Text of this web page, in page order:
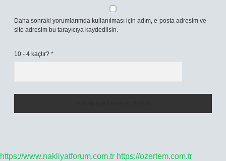
Daha sonraki yorumlarımda kullanılması için adım, e-posta adresim ve
site adresim bu tarayıcıya kaydedilsin.
10 - 4 kaçtır? *
https://www.nakliyatforum.com.tr https://ozertem.com.tr